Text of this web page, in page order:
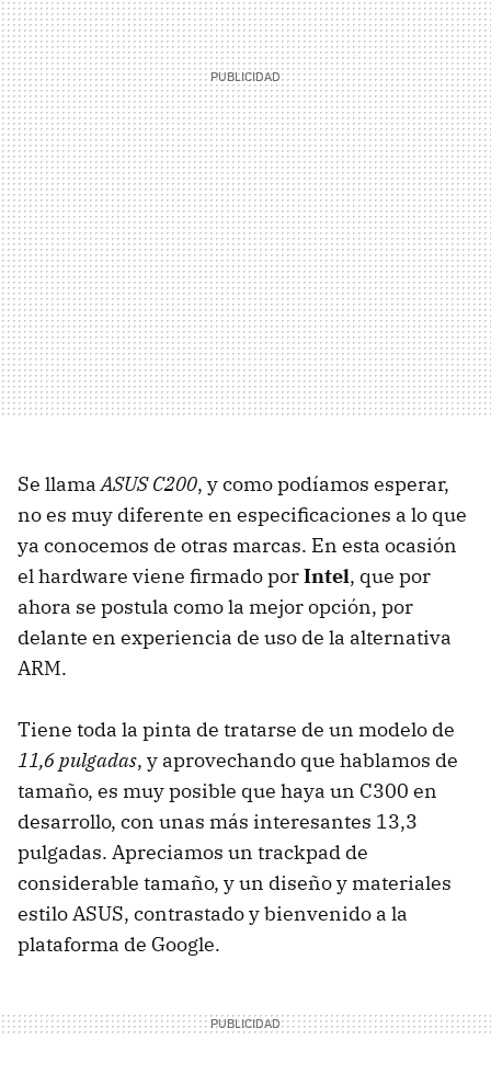
Se llamaASUS C200, y como podíamos esperar,
no es muy diferente en especificaciones a lo que
ya conocemos de otras marcas. En esta ocasión
el hardware viene firmado porIntel, que por
ahora se postula como la mejor opción, por
delante en experiencia de uso de la alternativa
ARM.
Tiene toda la pinta de tratarse de un modelo de
11,6 pulgadas, y aprovechando que hablamos de
tamaño, es muy posible que haya un C300 en
desarrollo, con unas más interesantes 13,3
pulgadas. Apreciamos un trackpad de
considerable tamaño, y un diseño y materiales
estilo ASUS, contrastado y bienvenido a la
plataforma de Google.